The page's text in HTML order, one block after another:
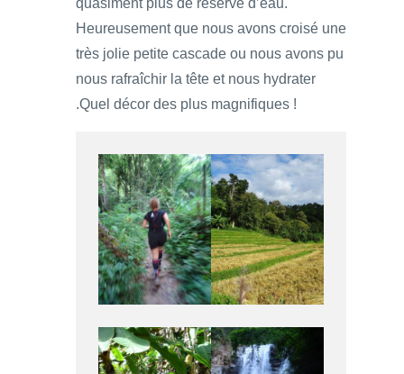
quasiment plus de réserve d’eau.
Heureusement que nous avons croisé une
très jolie petite cascade ou nous avons pu
nous rafraîchir la tête et nous hydrater
.Quel décor des plus magnifiques !